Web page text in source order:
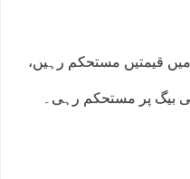
قیمتیں مستحکم رہیں،